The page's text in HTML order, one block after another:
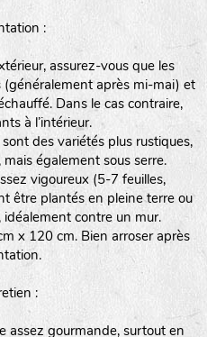
:
assurez-vous que les
(généralement après mi-mai) et
Dans le cas contraire,
à l’intérieur.
des variétés plus rustiques,
également sous serre.
vigoureux (5-7 feuilles,
être plantés en pleine terre ou
contre un mur.
x 120 cm. Bien arroser après
:
assez gourmande, surtout en